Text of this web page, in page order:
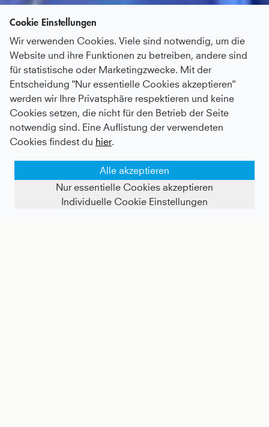
Cookie Einstellungen
Wir verwenden Cookies. Viele sind notwendig, um die
Website und ihre Funktionen zu betreiben, andere sind
für statistische oder Marketingzwecke. Mit der
Entscheidung "Nur essentielle Cookies akzeptieren"
werden wir Ihre Privatsphäre respektieren und keine
Cookies setzen, die nicht für den Betrieb der Seite
notwendig sind. Eine Auflistung der verwendeten
Cookies findest du hier.
Alle akzeptieren
Nur essentielle Cookies akzeptieren
Individuelle Cookie Einstellungen